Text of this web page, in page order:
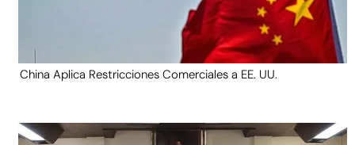
China Aplica Restricciones Comerciales a EE. UU.